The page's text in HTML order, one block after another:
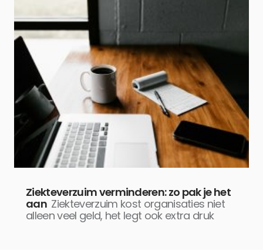
Ziekteverzuim verminderen: zo pak je het
aan Ziekteverzuim kost organisaties niet
alleen veel geld, het legt ook extra druk